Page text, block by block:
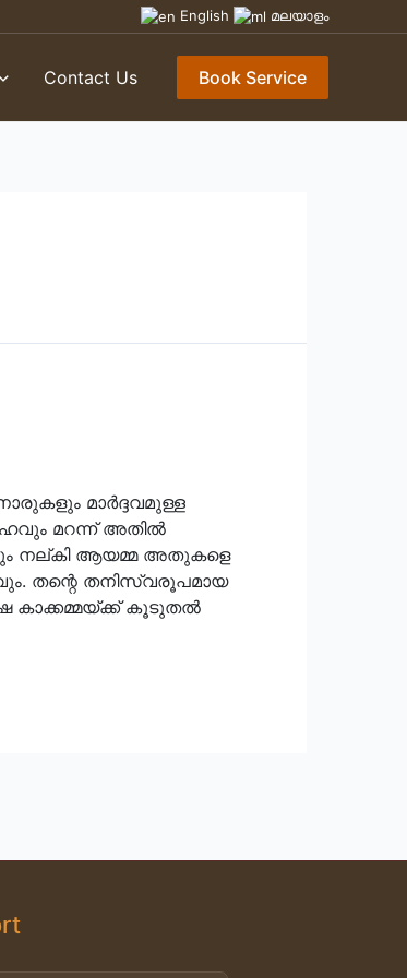
English മലയാളം
Contact Us Book Service
മാര്‍ദ്ദവമുള്ള
മറന്ന് അതില്‍
നല്കി ആയമ്മ അതുകളെ
തന്റെ തനിസ്വരൂപമായ
കാക്കമ്മയ്ക്ക് കൂടുതല്‍